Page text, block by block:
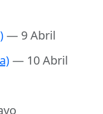
— 9 Abril
— 10 Abril